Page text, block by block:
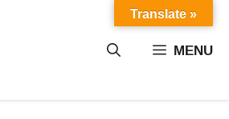
MENU
Translate »